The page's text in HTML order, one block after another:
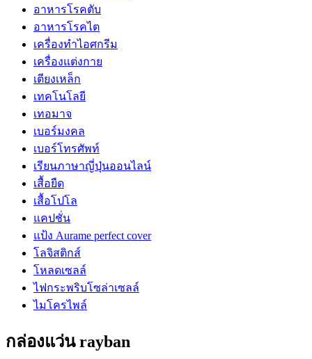
อาหารโรคตับ
อาหารโรคไต
เครื่องทำไอศกรีม
เครื่องแต่งกาย
เตียงเหล็ก
เทคโนโลยี
เทอมาจ
เบอร์มงคล
เบอร์โทรศัพท์
เรียนภาษาญี่ปุ่นออนไลน์
เสื้อยืด
เสื้อโปโล
แคปชั่น
แป้ง Aurame perfect cover
โลจิสติกส์
โหลดเซลล์
ไฟกระพริบโซล่าเซลล์
ไมโครไพล์
กล่องแว่น rayban